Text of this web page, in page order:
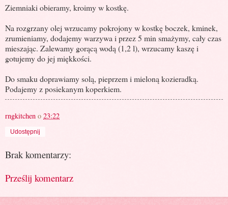
Ziemniaki obieramy, kroimy w kostkę.
Na rozgrzany olej wrzucamy pokrojony w kostkę boczek, kminek,
zrumieniamy, dodajemy warzywa i przez 5 min smażymy, cały czas
mieszając. Zalewamy gorącą wodą (1,2 l), wrzucamy kaszę i
gotujemy do jej miękkości.
Do smaku doprawiamy solą, pieprzem i mieloną kozieradką.
Podajemy z posiekanym koperkiem.
rngkitchen o 23:22
Udostępnij
Brak komentarzy:
Prześlij komentarz